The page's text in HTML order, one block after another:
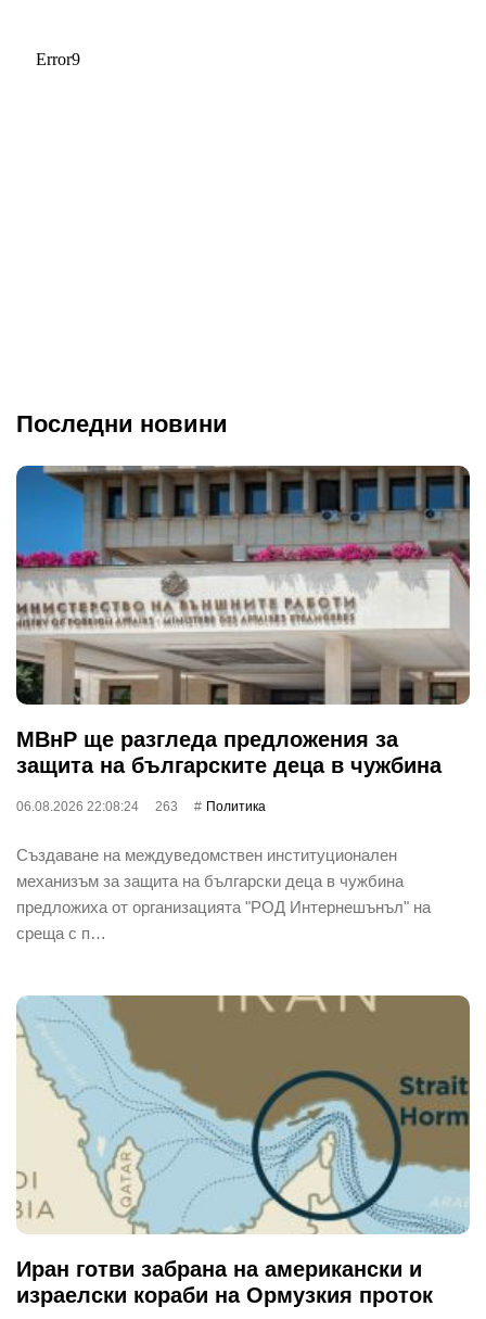
Последни новини
МВнР ще разгледа предложения за
защита на българските деца в чужбина
06.08.2026 22:08:24 263 Политика
Създаване на междуведомствен институционален
механизъм за защита на български деца в чужбина
предложиха от организацията "РОД Интернешънъл" на
среща с п…
Иран готви забрана на американски и
израелски кораби на Ормузкия проток